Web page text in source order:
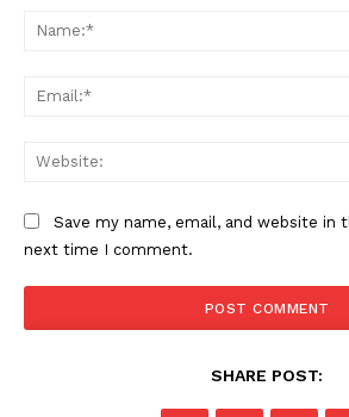
Save my name, email, and website in
next time I comment.
SHARE POST: